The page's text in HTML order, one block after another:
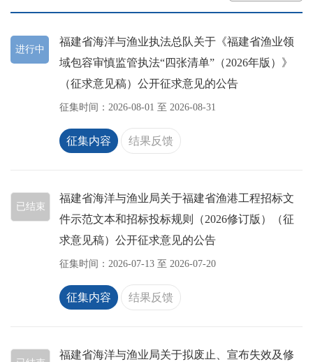
进行中
福建省海洋与渔业执法总队关于《福建省渔业领
域包容审慎监管执法“四张清单”（2026年版）》
（征求意见稿）公开征求意见的公告
征集时间： 2026-08-01 至 2026-08-31
征集内容 结果反馈
已结束
福建省海洋与渔业局关于福建省渔港工程招标文
件示范文本和招标投标规则（2026修订版）（征
求意见稿）公开征求意见的公告
征集时间： 2026-07-13 至 2026-07-20
征集内容 结果反馈
福建省海洋与渔业局关于拟废止、宣布失效及修